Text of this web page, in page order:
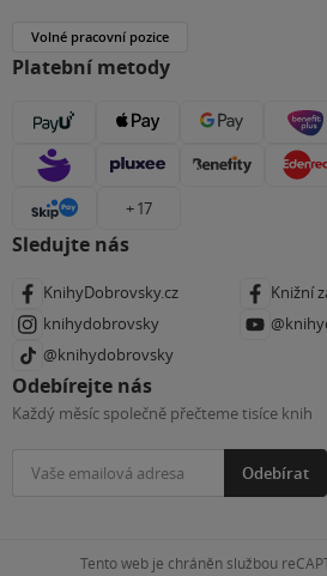
Volné pracovní pozice
Platební metody
+ 17
Sledujte nás
KnihyDobrovsky.cz
Knižní
knihydobrovsky
@knihydobrovsky
Odebírejte nás
Každý měsíc společně přečteme tisíce knih
Odebírat
Tento web je chráněn službou